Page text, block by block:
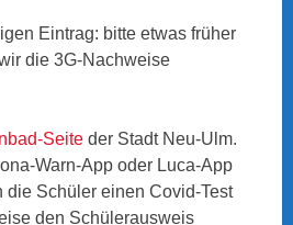
Eintrag: bitte etwas früher
die 3G-Nachweise
Seite der Stadt Neu-Ulm.
Warn-App oder Luca-App
die Schüler einen Covid-Test
den Schülerausweis